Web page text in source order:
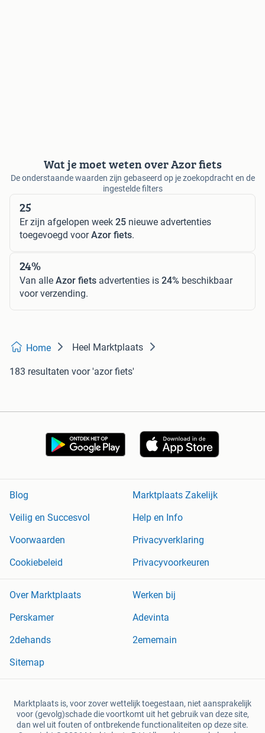
Wat je moet weten over Azor fiets
De onderstaande waarden zijn gebaseerd op je zoekopdracht en de
ingestelde filters
25
Er zijn afgelopen week 25 nieuwe advertenties
toegevoegd voorAzor fiets.
24%
Van alle Azor fiets advertenties is 24% beschikbaar
voor verzending.
Home Heel Marktplaats
183 resultaten voor 'azor fiets'
Blog
Marktplaats Zakelijk
Veilig en Succesvol
Help en Info
Voorwaarden
Privacyverklaring
Cookiebeleid
Privacyvoorkeuren
Over Marktplaats
Werken bij
Perskamer
Adevinta
2dehands
2ememain
Sitemap
Marktplaats is, voor zover wettelijk toegestaan, niet aansprakelijk
voor (gevolg)schade die voortkomt uit het gebruik van deze site,
dan wel uit fouten of ontbrekende functionaliteiten op deze site.